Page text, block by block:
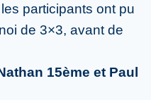
participants ont pu
de 3×3, avant de
15ème et Paul